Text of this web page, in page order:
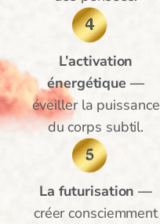
L’activation
énergétique —
éveiller la puissance
du corps subtil.
La futurisation —
créer consciemment